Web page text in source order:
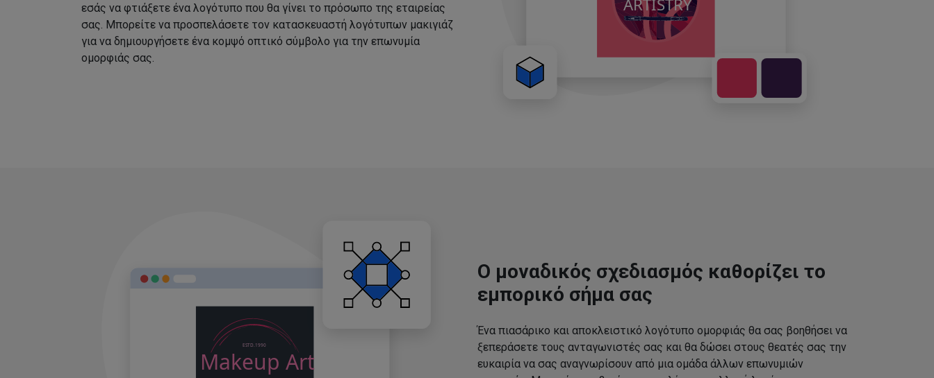
εσάς να φτιάξετε ένα λογότυπο που θα γίνει το πρόσωπο της εταιρείας
σας. Μπορείτε να προσπελάσετε τον κατασκευαστή λογότυπων μακιγιάζ
για να δημιουργήσετε ένα κομψό οπτικό σύμβολο για την επωνυμία
ομορφιάς σας.
Ο μοναδικός σχεδιασμός καθορίζει το
εμπορικό σήμα σας
Ένα πιασάρικο και αποκλειστικό λογότυπο ομορφιάς θα σας βοηθήσει να
ξεπεράσετε τους ανταγωνιστές σας και θα δώσει στους θεατές σας την
ευκαιρία να σας αναγνωρίσουν από μια ομάδα άλλων επωνυμιών